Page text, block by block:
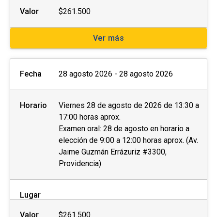
Valor $261.500
Ver más
Fecha 28 agosto 2026 - 28 agosto 2026
Horario
Viernes 28 de agosto de 2026 de 13:30 a
17:00 horas aprox.
Examen oral: 28 de agosto en horario a
elección de 9:00 a 12:00 horas aprox. (Av.
Jaime Guzmán Errázuriz #3300,
Providencia)
Lugar
Valor $261.500